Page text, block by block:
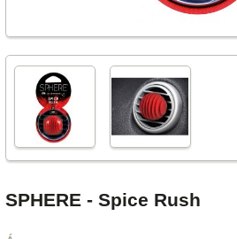
SPHERE - Spice Rush